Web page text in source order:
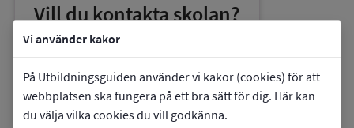
Vi använder kakor
På Utbildningsguiden använder vi kakor (cookies) för att
webbplatsen ska fungera på ett bra sätt för dig. Här kan
du välja vilka cookies du vill godkänna.
Vill du kontakta skolan?
phoneTelefon:0303-703000
E-post: kommun@ale.se
link Webbplats:Surteskolan